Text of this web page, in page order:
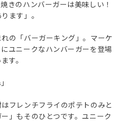
きのハンバーガーは美味しい！
ます」。
の「バーガーキング」。マーケ
ユニークなハンバーガーを登場
す。
フレンチフライのポテトのみと
」もそのひとつです。ユニーク